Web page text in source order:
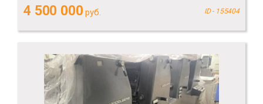
4 500 000 руб. ID - 155404